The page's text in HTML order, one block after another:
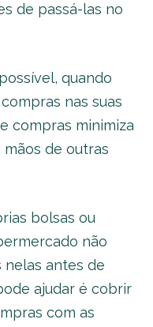
de passá-las no
quando
nas suas
compras minimiza
de outras
bolsas ou
não
antes de
ajudar é cobrir
com as